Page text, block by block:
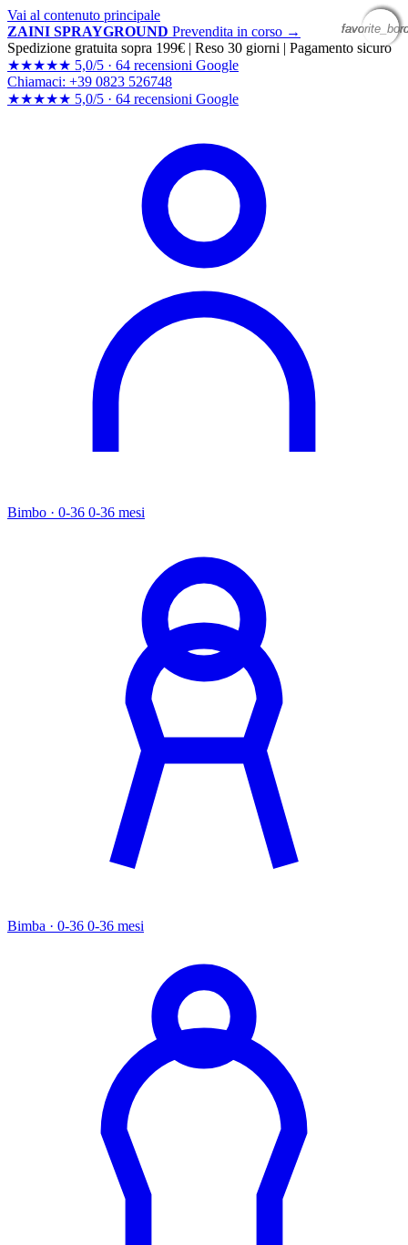
Vai al contenuto principale
ZAINI SPRAYGROUND Prevendita in corso →
Spedizione gratuita sopra 199€ | Reso 30 giorni | Pagamento sicuro
★★★★★ 5,0/5 · 64 recensioni Google
Chiamaci: +39 0823 526748
★★★★★ 5,0/5 · 64 recensioni Google
Bimbo · 0-36 0-36 mesi
Bimba · 0-36 0-36 mesi